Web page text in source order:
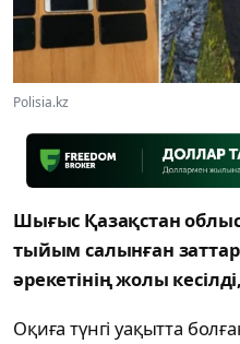
Polisia.kz
Шығыс Қазақстан
тыйым салынған
әрекетінің жолы
Оқиға түнгі уақытта